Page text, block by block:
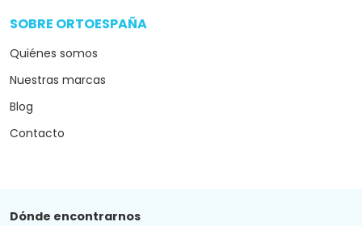
SOBRE ORTOESPAÑA
Quiénes somos
Nuestras marcas
Blog
Contacto
Dónde encontrarnos